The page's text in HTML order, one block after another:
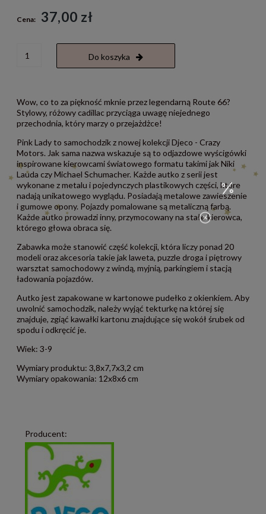
Cena: 37,00 zł
Do koszyka
Wow, co to za piękność mknie przez legendarną Route 66?
Stylowy, różowy cadillac przyciąga uwagę niejednego
przechodnia, który marzy o przejażdżce!
Pink Lady to samochodzik z nowej kolekcji Djeco - Crazy
Motors. Jak sama nazwa wskazuje są to odjazdowe wyścigówki
inspirowane kierowcami światowego formatu takimi jak Niki
Lauda czy Michael Schumacher. Każde autko z serii jest
wykonane z metalu i pojedynczych plastikowych części, które
nadają unikatowego wyglądu. Posiadają metalowe zawieszenie
i gumowe opony. Pojazdy pomalowane są metaliczną farbą.
Każde autko prowadzi inny, przymocowany na stałe kierowca,
którego głowa obraca się.
Zabawka może stanowić część kolekcji, która liczy ponad 20
modeli oraz akcesoria takie jak laweta, puzzle droga i piętrowy
warsztat samochodowy z windą, myjnią, parkingiem i stacją
ładowania pojazdów.
Autko jest zapakowane w kartonowe pudełko z okienkiem. Aby
uwolnić samochodzik, należy wyjąć tekturkę na której się
znajduje, zgiąć kawałki kartonu znajdujące się wokół śrubek od
spodu i odkręcić je.
Wiek: 3-9
Wymiary produktu: 3,8x7,7x3,2 cm
Wymiary opakowania: 12x8x6 cm
Producent: